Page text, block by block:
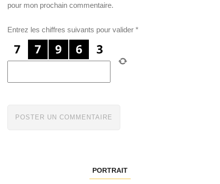
pour mon prochain commentaire.
Entrez les chiffres suivants pour valider *
PORTRAIT